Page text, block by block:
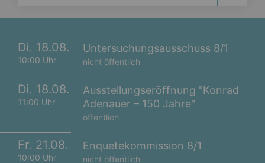
Di. 18.08.
10:00 Uhr
Untersuchungsausschuss 8/1
nicht öffentlich
Di. 18.08.
11:00 Uhr
Ausstellungseröffnung "Konrad
Adenauer – 150 Jahre"
öffentlich
Fr. 21.08.
10:00 Uhr
Enquetekommission 8/1
nicht öffentlich